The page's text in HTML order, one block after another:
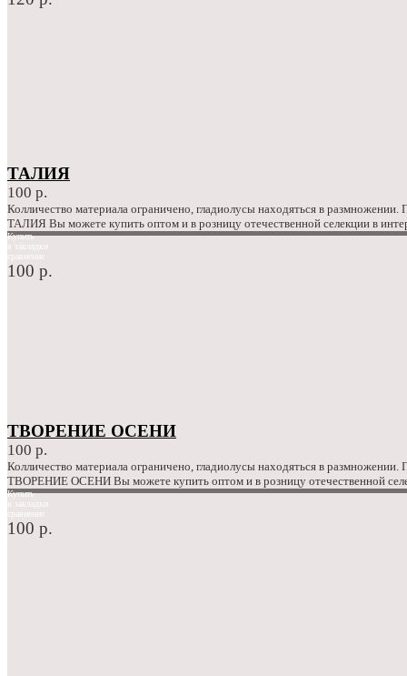
ТАЛИЯ
100 р.
Колличество материала ограничено, гладиолусы находяться в
ТАЛИЯ Вы можете купить оптом и в розницу отечественной селекции в
Купить
100 р.
ТВОРЕНИЕ ОСЕНИ
100 р.
Колличество материала ограничено, гладиолусы находяться в
ТВОРЕНИЕ ОСЕНИ Вы можете купить оптом и в розницу отечественной
Купить
100 р.